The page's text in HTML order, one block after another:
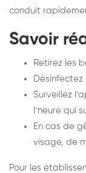
conduit
Savoir
Retirez les
Surveillez
l’heure qui
En cas de
visage, de
Pour les